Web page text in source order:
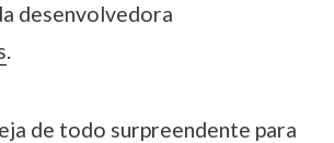
desenvolvedora
.
de todo surpreendente para